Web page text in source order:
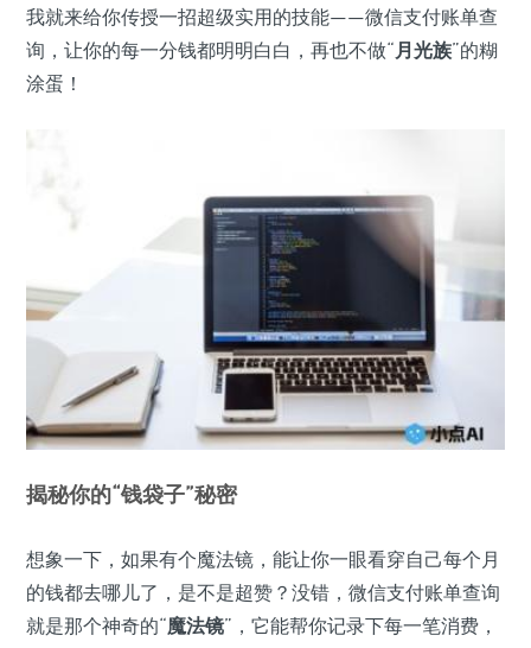
我就来给你传授一招超级实用的技能——微信支付账单查
询，让你的每一分钱都明明白白，再也不做“月光族”的糊
涂蛋！
揭秘你的“钱袋子”秘密
想象一下，如果有个魔法镜，能让你一眼看穿自己每个月
的钱都去哪儿了，是不是超赞？没错，微信支付账单查询
就是那个神奇的“魔法镜”，它能帮你记录下每一笔消费，